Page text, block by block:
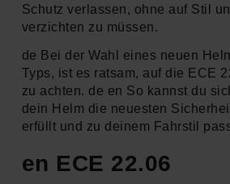
Schutz verlassen, ohne auf Stil
verzichten zu müssen.
de Bei der Wahl eines neuen
Typs, ist es ratsam, auf die ECE
zu achten. de en So kannst du
dein Helm die neuesten
erfüllt und zu deinem Fahrstil
en ECE 22.06